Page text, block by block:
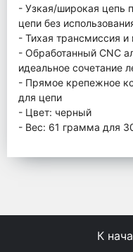
- Узкая/широкая цепь
цепи без
- Тихая трансмиссия
- Обработанный CNC
идеальное сочетание
- Прямое крепежное
для цепи
- Цвет: черный
- Вес: 61 грамма для
К